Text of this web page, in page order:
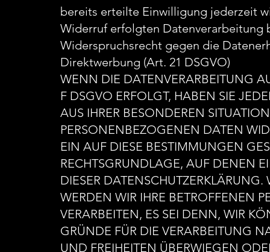
bereits erteilte Einwilligung jederzeit
Widerruf erfolgten Datenverarbeitung
Widerspruchsrecht gegen die
Direktwerbung (Art. 21 DSGVO)
WENN DIE DATENVERARBEITUNG
F DSGVO ERFOLGT, HABEN SIE
AUS IHRER BESONDEREN
PERSONENBEZOGENEN DATEN
EIN AUF DIESE BESTIMMUNGEN
RECHTSGRUNDLAGE, AUF DENEN
DIESER
WERDEN WIR IHRE BETROFFENEN
VERARBEITEN, ES SEI DENN, WIR
GRÜNDE FÜR DIE VERARBEITUNG
UND FREIHEITEN ÜBERWIEGEN